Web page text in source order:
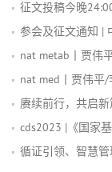
征文投稿今晚24:00
参会及征文通知 | 中
nat metab丨贾伟
nat med丨贾伟平
赓续前行，共启
cds2023 |《国家基
循证引领、智慧管理、